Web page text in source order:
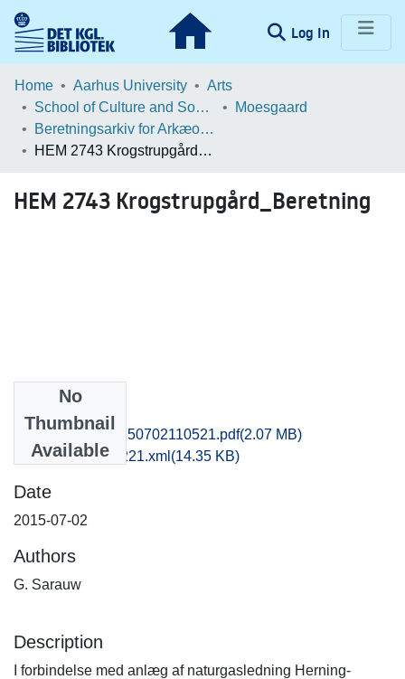
Log In (current)
Communities & Collections
Statistics
Home Aarhus University
Arts
School of Culture and Society
Moesgaard
Beretningsarkiv for Arkæologiske Undersøgelser
HEM 2743 Krogstrupgård_Beretning
HEM 2743 Krogstrupgård_Beretning
No
Thumbnail
Available
hem1anpo_20150702110521.pdf(2.07 MB)
recordxml_item_221.xml (14.35 KB)
Date
2015-07-02
Authors
G. Sarauw
Description
I forbindelse med anlæg af naturgasledning Herning-